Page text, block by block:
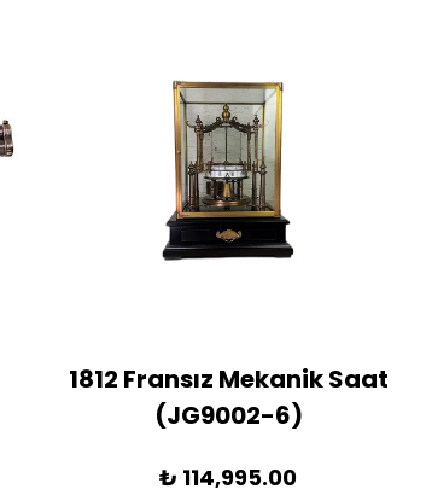
1812 Fransız Mekanik Saat
(JG9002-6)
₺ 114,995.00